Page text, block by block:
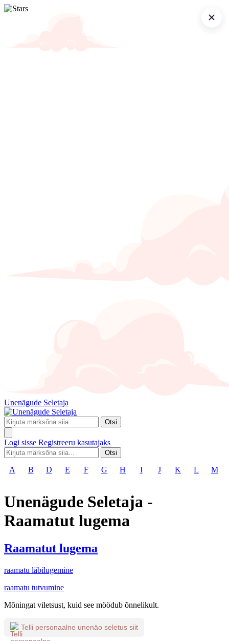
Unenägude Seletaja
Otsi
Logi sisse Registreeru kasutajaks
Otsi
A B D E F G H I J K L M
Unenägude Seletaja -
Raamatut lugema
Raamatut lugema
raamatu läbilugemine
raamatu tutvumine
Mõningat viletsust, kuid see möödub õnnelikult.
Telli personaalne unenäo seletus siit